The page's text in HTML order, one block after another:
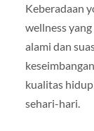
Keberadaan
wellness
alami dan
kualitas
sehari-hari.